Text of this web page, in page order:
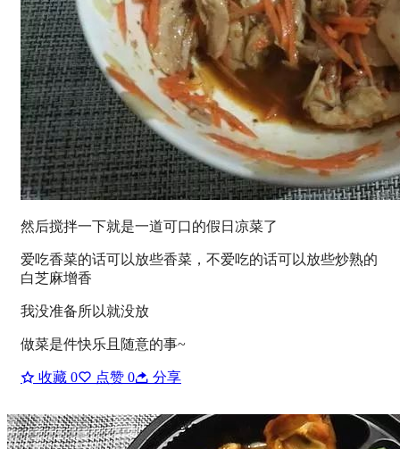
然后搅拌一下就是一道可口的假日凉菜了
爱吃香菜的话可以放些香菜，不爱吃的话可以放些炒熟的
白芝麻增香
我没准备所以就没放
做菜是件快乐且随意的事~
收藏 0 点赞 0 分享